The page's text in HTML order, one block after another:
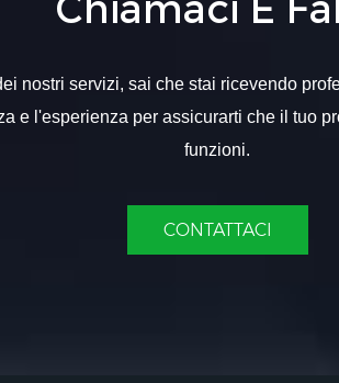
nostri servizi, sai che stai ricevendo
e l'esperienza per assicurarti che il tuo
funzioni.
CONTATTACI